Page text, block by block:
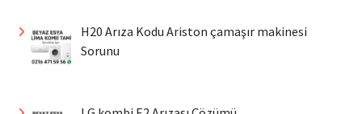
H20 Arıza Kodu Ariston çamaşır makinesi
Sorunu